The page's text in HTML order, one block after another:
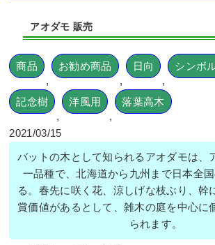
アオダモ 販売
商品
,
お勧め商品
,
日向
,
シンボ
記念樹
,
洋風用
,
落葉高木
2021/03/15
バットの木として知られるアオダモは、
一品種で、北海道から九州まで日本全
る。春先に咲く花、涼しげな枝ぶり、幹
賞価値があるとして、雑木の庭を中心に
られます。